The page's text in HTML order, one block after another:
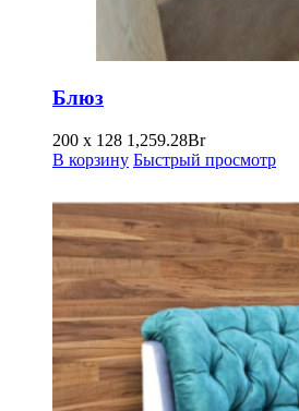
Блюз
200 х 128 1,259.28Br
В корзину Быстрый просмотр